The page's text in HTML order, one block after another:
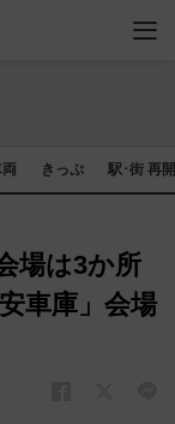
きっぷ 駅･街 再
場は3か所
車庫」会場